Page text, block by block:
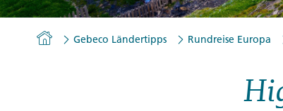
Homepage
Gebeco Ländertipps Rundreise Europa